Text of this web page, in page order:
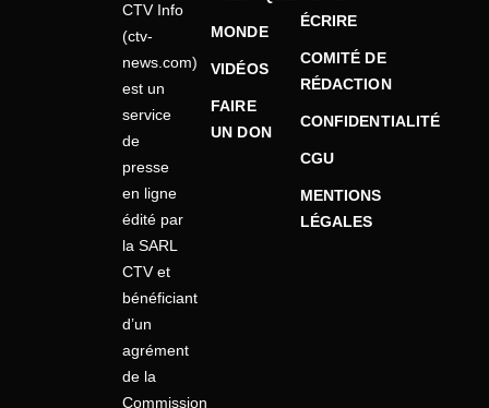
CTV Info
(ctv-
news.com)
est un
service
de
presse
en ligne
édité par
la SARL
CTV et
bénéficiant
d’un
agrément
de la
Commission
MONDE
VIDÉOS
FAIRE
UN DON
ÉCRIRE
COMITÉ DE
RÉDACTION
CONFIDENTIALITÉ
CGU
MENTIONS
LÉGALES